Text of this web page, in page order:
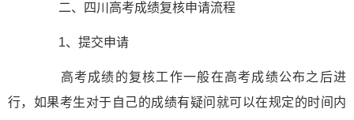
二、四川高考成绩复核申请流程
1、提交申请
高考成绩的复核工作一般在高考成绩公布之后进
行，如果考生对于自己的成绩有疑问就可以在规定的时间内